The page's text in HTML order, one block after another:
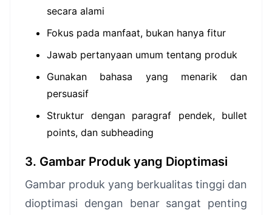
secara alami
Fokus pada manfaat, bukan hanya fitur
Jawab pertanyaan umum tentang produk
Gunakan bahasa yang menarik dan
persuasif
Struktur dengan paragraf pendek, bullet
points, dan subheading
3. Gambar Produk yang Dioptimasi
Gambar produk yang berkualitas tinggi dan
dioptimasi dengan benar sangat penting